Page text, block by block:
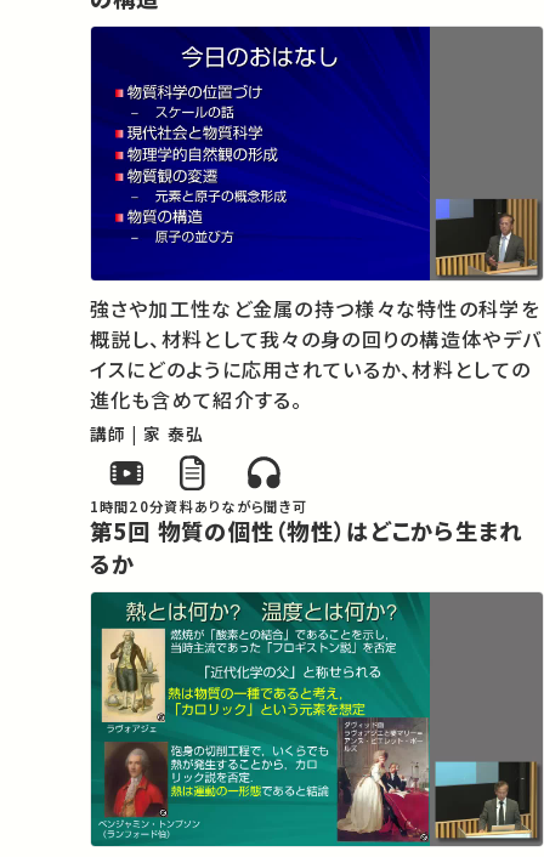
強さや加工性など金属の持つ様々な特性の科学を
概説し、材料として我々の身の回りの構造体やデバ
イスにどのように応用されているか、材料としての
進化も含めて紹介する。
講師 | 家 泰弘
1時間20分資料ありながら聞き可
第5回 物質の個性（物性）はどこから生まれ
るか